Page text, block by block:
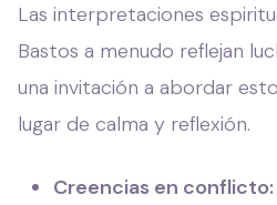
Las interpretaciones
Bastos a menudo reflejan
una invitación a abordar
lugar de calma y reflexión.
Creencias en conflicto: